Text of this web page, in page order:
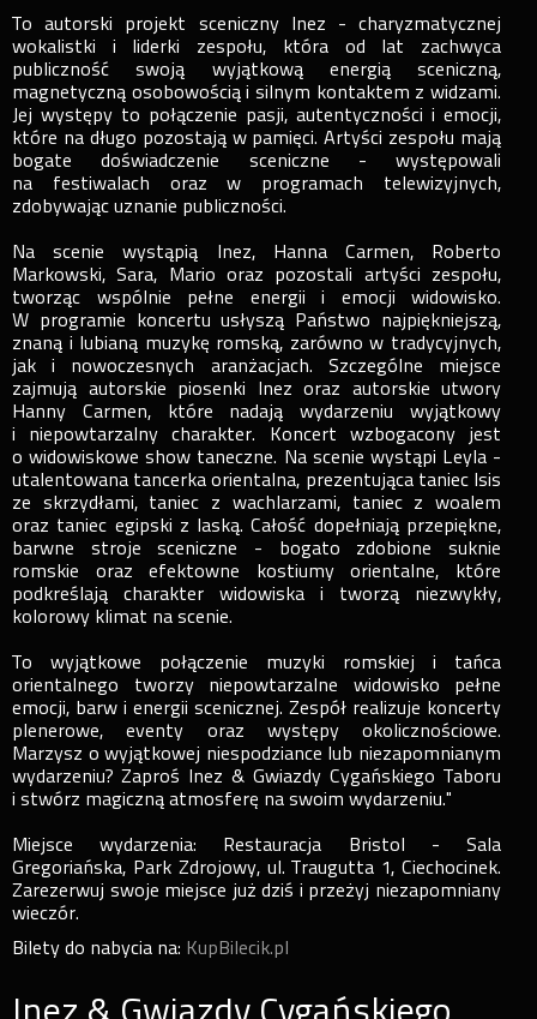
To autorski projekt sceniczny Inez - charyzmatycznej
wokalistki i liderki zespołu, która od lat zachwyca
publiczność swoją wyjątkową energią sceniczną,
magnetyczną osobowością i silnym kontaktem z widzami.
Jej występy to połączenie pasji, autentyczności i emocji,
które na długo pozostają w pamięci. Artyści zespołu mają
bogate doświadczenie sceniczne - występowali
na festiwalach oraz w programach telewizyjnych,
zdobywając uznanie publiczności.
Na scenie wystąpią Inez, Hanna Carmen, Roberto
Markowski, Sara, Mario oraz pozostali artyści zespołu,
tworząc wspólnie pełne energii i emocji widowisko.
W programie koncertu usłyszą Państwo najpiękniejszą,
znaną i lubianą muzykę romską, zarówno w tradycyjnych,
jak i nowoczesnych aranżacjach. Szczególne miejsce
zajmują autorskie piosenki Inez oraz autorskie utwory
Hanny Carmen, które nadają wydarzeniu wyjątkowy
i niepowtarzalny charakter. Koncert wzbogacony jest
o widowiskowe show taneczne. Na scenie wystąpi Leyla -
utalentowana tancerka orientalna, prezentująca taniec Isis
ze skrzydłami, taniec z wachlarzami, taniec z woalem
oraz taniec egipski z laską. Całość dopełniają przepiękne,
barwne stroje sceniczne - bogato zdobione suknie
romskie oraz efektowne kostiumy orientalne, które
podkreślają charakter widowiska i tworzą niezwykły,
kolorowy klimat na scenie.
To wyjątkowe połączenie muzyki romskiej i tańca
orientalnego tworzy niepowtarzalne widowisko pełne
emocji, barw i energii scenicznej. Zespół realizuje koncerty
plenerowe, eventy oraz występy okolicznościowe.
Marzysz o wyjątkowej niespodziance lub niezapomnianym
wydarzeniu? Zaproś Inez & Gwiazdy Cygańskiego Taboru
i stwórz magiczną atmosferę na swoim wydarzeniu."
Miejsce wydarzenia: Restauracja Bristol - Sala
Gregoriańska, Park Zdrojowy, ul. Traugutta 1, Ciechocinek.
Zarezerwuj swoje miejsce już dziś i przeżyj niezapomniany
wieczór.
Bilety do nabycia na: KupBilecik.pl
Inez & Gwiazdy Cygańskiego